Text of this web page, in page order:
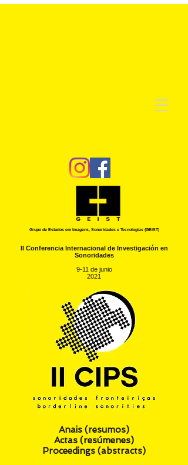
Grupo de Estudos em Imagens, Sonoridades e Tecnologias (GEIST)
II Conferencia Internacional de Investigación en
Sonoridades
9-11 de junio
2021
Anais (resumos)
Actas (resúmenes)
Proceedings (abstracts)